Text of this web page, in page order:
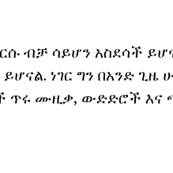
ብቻ ሳይሆን አስደሳች
ነገር ግን በአንድ
ጥሩ ሙዚቃ, ውድድሮች እና